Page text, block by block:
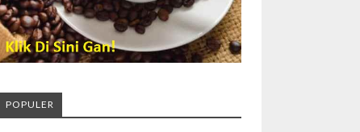
POPULER